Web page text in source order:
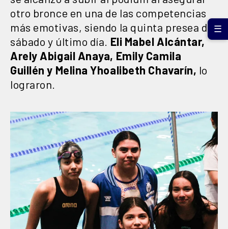
otro bronce en una de las competencias
más emotivas, siendo la quinta presea del
sábado y último día. Eli Mabel Alcántar,
Arely Abigail Anaya, Emily Camila
Guillén y Melina Yhoalibeth Chavarín, lo
lograron.
☰